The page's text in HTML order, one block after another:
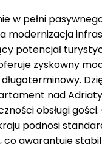
w pełni
modernizacja
potencjał
zyskowny
nad
obsługi gości.
podnosi
co gwarantuje